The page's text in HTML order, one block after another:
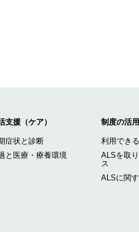
支援（ケア）
症状と診断
と医療・療養環境
制度の活用
利用でき
ALSを取
ス
ALSに関